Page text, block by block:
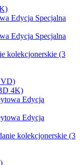
Edycja Specjalna
Edycja Specjalna
kolekcjonerskie (3
4K)
Edycja
Edycja
kolekcjonerskie (3